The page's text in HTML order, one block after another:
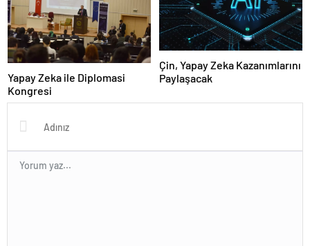
Yapay Zeka ile Diplomasi
Kongresi
Çin, Yapay Zeka Kazanımlarını
Paylaşacak